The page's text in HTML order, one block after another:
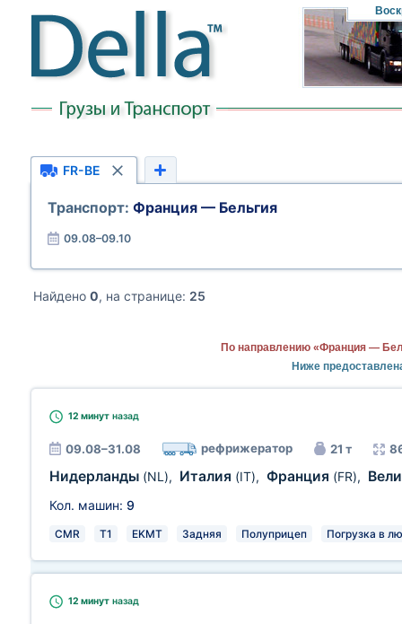
FR-BE
Транспорт: Франция — Бельгия
09.08–09.10
Найдено 0, на странице: 25
По направлению «Франция —
Ниже
12 минут назад
09.08–31.08 рефрижератор 21 т
Нидерланды (NL), Италия (IT), Франция (FR),
Кол. машин: 9
CMR T1 EKMT Задняя Полуприцеп Погрузка в
12 минут назад